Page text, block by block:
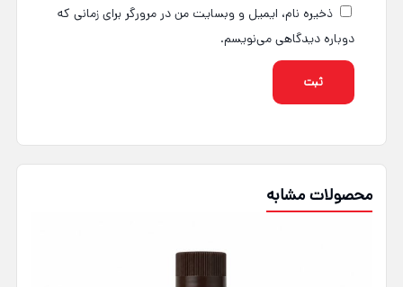
ذخیره نام، ایمیل و وبسایت من در مرورگر برای زمانی که
دوباره دیدگاهی می‌نویسم.
محصولات مشابه